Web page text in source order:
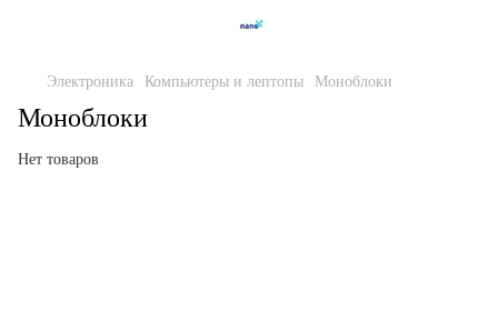
Электроника Компьютеры и лептопы Моноблоки
Моноблоки
Нет товаров